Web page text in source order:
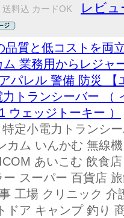
送料込 カードOK
レビュ
品質と低コストを両
ム 業務用からレジャ
パレル 警備 防災 【
トランシーバー （
ウェッジトーキー ）
定小電力トランシ
カム いんかむ 無線
あいこむ 飲食
ー スーパー 百貨店
工場 クリニック
ドア キャンプ 釣り